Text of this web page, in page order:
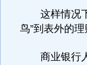
这样情况下
鸟”到表外的
商业银行人